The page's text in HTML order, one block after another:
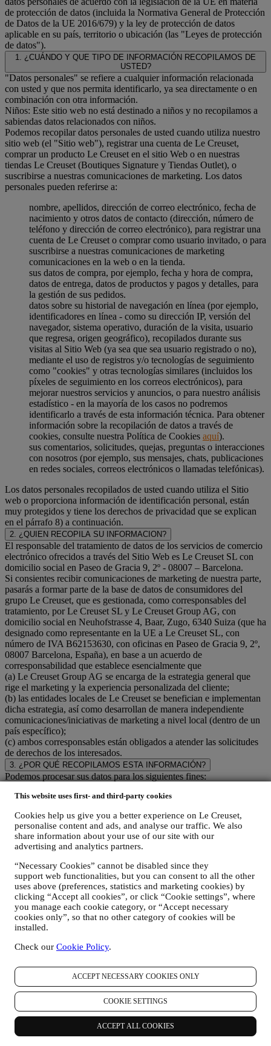
This website uses first- and third-party cookies
Cookies help us give you a better experience on Le Creuset,
personalise content and ads, and analyse our traffic. We also
share information about your use of our site with our
advertising and analytics partners.
“Necessary Cookies” cannot be disabled since they
support web functionalities, but you can consent to all the other
uses above (preferences, statistics and marketing cookies) by
clicking “Accept all cookies”, or click “Cookie settings”, where
you manage each cookie category, or “Accept necessary
cookies only”, so that no other category of cookies will be
installed.
Check our Cookie Policy.
ACCEPT NECESSARY COOKIES ONLY
COOKIE SETTINGS
ACCEPT ALL COOKIES
de protección de datos (incluida la Normativa General de Protección
de Datos de la UE 2016/679) y la ley de protección de datos
aplicable en su país, territorio o ubicación (las "Leyes de protección
de datos").
1. ¿CUÁNDO Y QUE TIPO DE INFORMACIÓN RECOPILAMOS DE
USTED?
"Datos personales" se refiere a cualquier información relacionada
con usted y que nos permita identificarlo, ya sea directamente o en
combinación con otra información.
Niños: Este sitio web no está destinado a niños y no recopilamos a
sabiendas datos relacionados con niños.
Podemos recopilar datos personales de usted cuando utiliza nuestro
sitio web (el "Sitio web"), registrar una cuenta de Le Creuset,
comprar un producto Le Creuset en el sitio Web o en nuestras
tiendas Le Creuset (Boutiques Signature y Tiendas Outlet), o
suscribirse a nuestras comunicaciones de marketing. Los datos
personales pueden referirse a:
nombre, apellidos, dirección de correo electrónico, fecha de
nacimiento y otros datos de contacto (dirección, número de
teléfono y dirección de correo electrónico), para registrar una
cuenta de Le Creuset o comprar como usuario invitado, o para
suscribirse a nuestras comunicaciones de marketing
comunicaciones en la web o en la tienda.
sus datos de compra, por ejemplo, fecha y hora de compra,
datos de entrega, datos de productos y pagos y detalles, para
la gestión de sus pedidos.
datos sobre su historial de navegación en línea (por ejemplo,
identificadores en línea - como su dirección IP, versión del
navegador, sistema operativo, duración de la visita, usuario
que regresa, origen geográfico), recopilados durante sus
visitas al Sitio Web (ya sea que sea usuario registrado o no),
mediante el uso de registros y/o tecnologías de seguimiento
como "cookies" y otras tecnologías similares (incluidos los
píxeles de seguimiento en los correos electrónicos), para
mejorar nuestros servicios y anuncios, o para nuestro análisis
estadístico - en la mayoría de los casos no podremos
identificarlo a través de esta información técnica. Para obtener
información sobre la recopilación de datos a través de
cookies, consulte nuestra Política de Cookies aquí).
sus comentarios, solicitudes, quejas, preguntas o interacciones
con nosotros (por ejemplo, sus mensajes, chats, publicaciones
en redes sociales, correos electrónicos o llamadas telefónicas).
Los datos personales recopilados de usted cuando utiliza el Sitio
web o proporciona información de identificación personal, están
muy protegidos y tiene los derechos de privacidad que se explican
en el párrafo 8) a continuación.
2. ¿QUIEN RECOPILA SU INFORMACION?
El responsable del tratamiento de datos de los servicios de comercio
electrónico ofrecidos a través del Sitio Web es Le Creuset SL con
domicilio social en Paseo de Gracia 9, 2º - 08007 – Barcelona.
Si consientes recibir comunicaciones de marketing de nuestra parte,
pasarás a formar parte de la base de datos de consumidores del
grupo Le Creuset, que es gestionada, como corresponsables del
tratamiento, por Le Creuset SL y Le Creuset Group AG, con
domicilio social en Neuhofstrasse 4, Baar, Zugo, 6340 Suiza (que ha
designado como representante en la UE a Le Creuset SL, con
número de IVA B62153630, con oficinas en Paseo de Gracia 9, 2º,
08007 Barcelona, España), en base a un acuerdo de
corresponsabilidad que establece esencialmente que
(a) Le Creuset Group AG se encarga de la estrategia general que
rige el marketing y la experiencia personalizada del cliente;
(b) las entidades locales de Le Creuset se benefician e implementan
dicha estrategia, así como desarrollan de manera independiente
comunicaciones/iniciativas de marketing a nivel local (dentro de un
país específico);
(c) ambos corresponsables están obligados a atender las solicitudes
de derechos de los interesados.
3. ¿POR QUÉ RECOPILAMOS ESTA INFORMACIÓN?
Podemos procesar sus datos para los siguientes fines:
PARA NUESTRAS OBLIGACIONES LEGALES Es
para cumplir con nuestras obligaciones legales y otras
obligaciones derivadas de las instrucciones recibidas de las
autoridades.
PARA CREAR UNA CUENTA LE CREUSET
Utilizaremos sus datos para crear una cuenta de Le Creuset
que le dará acceso a una serie de ventajas dedicadas a los
usuarios registrados, para disfrutar mejor de nuestros
servicios, tales como un pago más rápido, guardar múltiples
direcciones de envío, ver y realizar un seguimiento de
pedidos. Cualquier actividad de procesamiento es necesaria
para permitirnos proporcionarle estos servicios como titular de
PARA GESTIONAR SUS PEDIDOS Y
SERVICIOS Y ASISTENCIA. Utilizaremos sus datos para
gestionar nuestra relación contractual con usted, su compra de
productos en el Sitio web y/o en nuestras tiendas Le Creuset,
su uso del Sitio web, cualquier asistencia posterior a la venta o
su participación en nuestros concursos. Es posible que
tengamos que procesar algunos datos sobre usted para
nuestros fines administrativos relacionados con nuestra